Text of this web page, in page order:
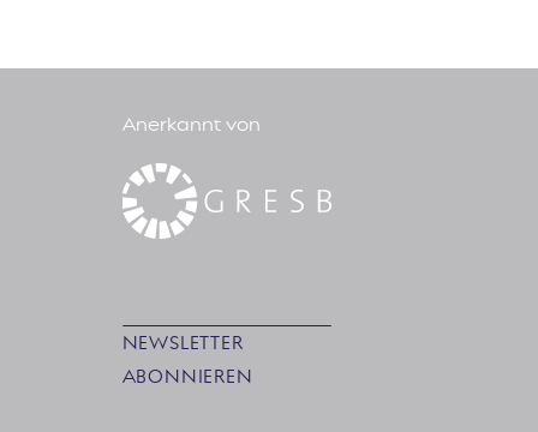
Anerkannt von
NEWSLETTER
ABONNIEREN